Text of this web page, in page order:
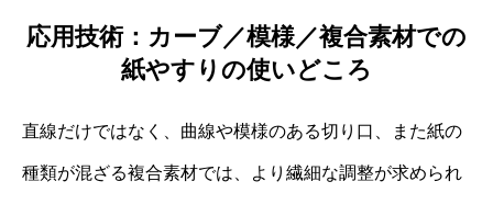
応用技術：カーブ／模様／複合素材での
紙やすりの使いどころ
直線だけではなく、曲線や模様のある切り口、また紙の
種類が混ざる複合素材では、より繊細な調整が求められ